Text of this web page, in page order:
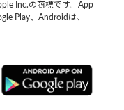
Inc.の商標です。App
Play、Androidは、